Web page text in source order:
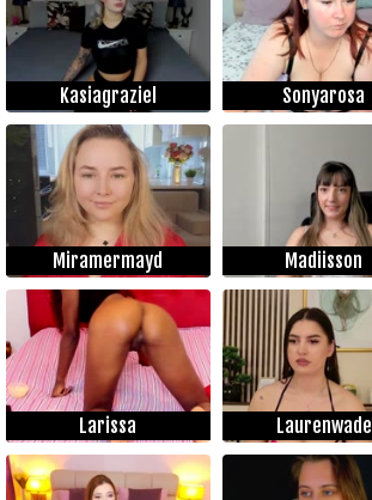
Kasiagraziel Sonyarosa
Miramermayd Madiisson
Larissa Laurenwade